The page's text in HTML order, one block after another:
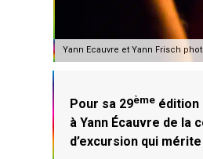
Yann Ecauvre et Yann Frisch
Pour sa 29ème édition
à Yann Écauvre de la
d’excursion qui